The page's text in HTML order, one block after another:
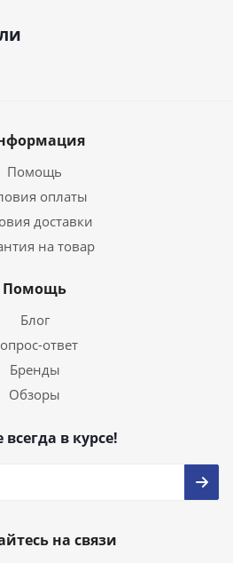
Помощь
оплаты
доставки
на товар
Помощь
Блог
ответ
Бренды
Обзоры
всегда в курсе!
на связи